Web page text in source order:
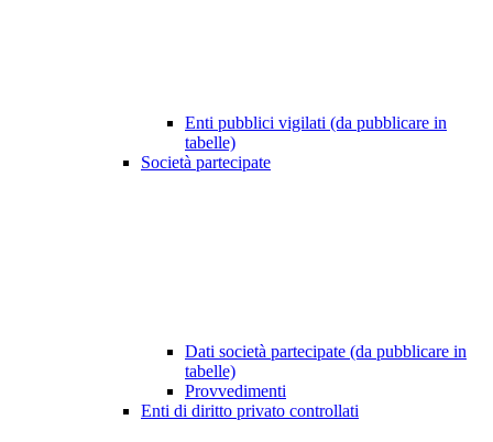
Enti pubblici vigilati (da pubblicare in
tabelle)
Società partecipate
Dati società partecipate (da pubblicare in
tabelle)
Provvedimenti
Enti di diritto privato controllati